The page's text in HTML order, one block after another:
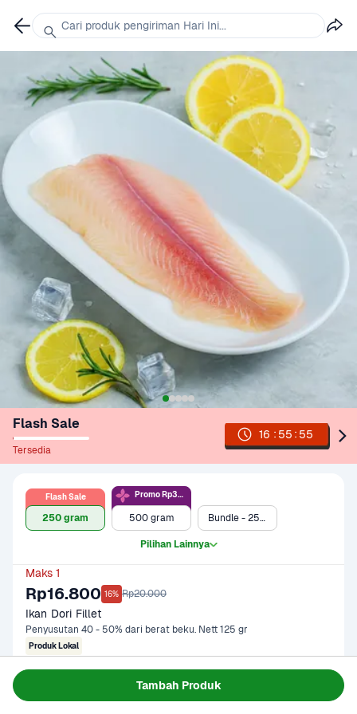
Tambah Produk
Flash Sale
Tersedia
16 : 55 : 55
250 gram
Flash Sale
500 gram
Promo Rp36rb
Bundle - 250 gram + Oatside Barista Blend 1 L
Pilihan Lainnya
Maks 1
Rp16.800 16% Rp20.000
Ikan Dori Fillet
Penyusutan 40 - 50% dari berat beku. Nett 125 gr
Produk Lokal
Gagal memuat data
Cari produk pengiriman Hari Ini...